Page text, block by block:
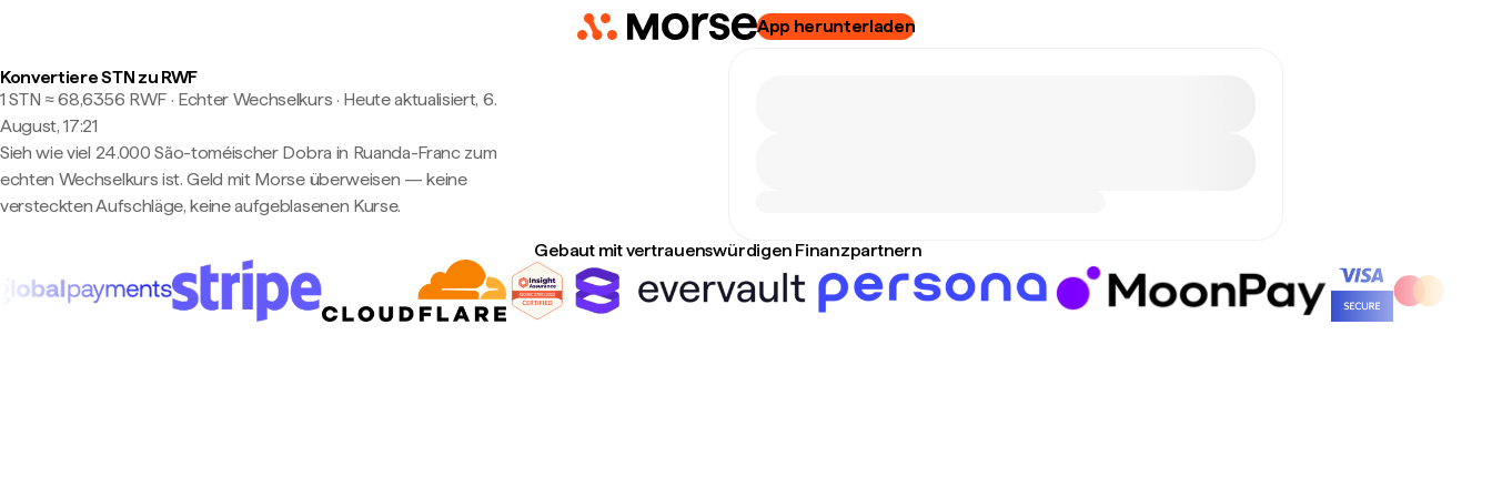
App herunterladen
Konvertiere STN zu RWF
1 STN ≈ 68,6356 RWF · Echter Wechselkurs · Heute aktualisiert, 6.
August, 17:21
Sieh wie viel 24.000 São-toméischer Dobra in Ruanda-Franc zum
echten Wechselkurs ist. Geld mit Morse überweisen — keine
versteckten Aufschläge, keine aufgeblasenen Kurse.
Gebaut mit vertrauenswürdigen Finanzpartnern